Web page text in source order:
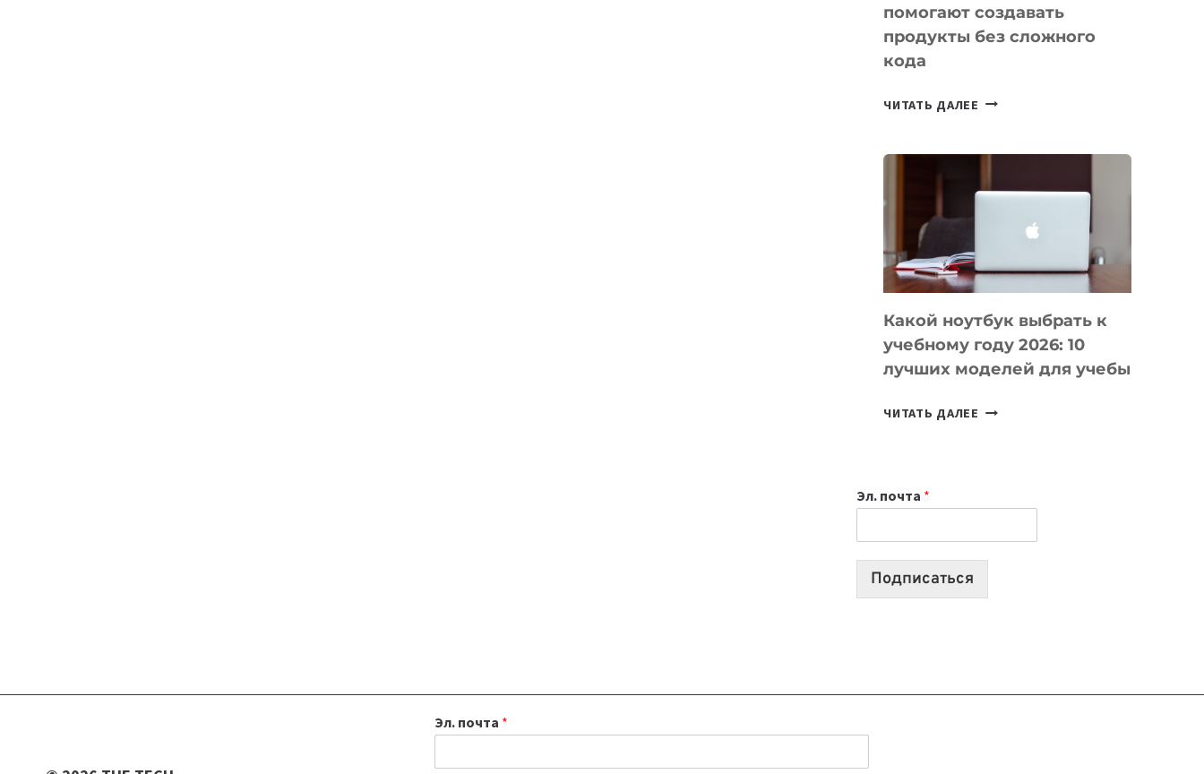
помогают создавать
продукты без сложного
кода
ЧИТАТЬ ДАЛЕЕ
КОТОРЫЕ
СОЗДАВАТЬ
БЕЗ
КОДА
Какой ноутбук выбрать к
учебному году 2026: 10
лучших моделей для учебы
ЧИТАТЬ ДАЛЕЕ КАКОЙ
2026:
10
Эл. почта *
Подписаться
Эл. почта *